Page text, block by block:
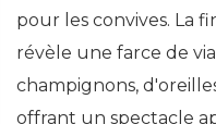
pour les convives. La
révèle une farce de
champignons,
offrant un spectacle